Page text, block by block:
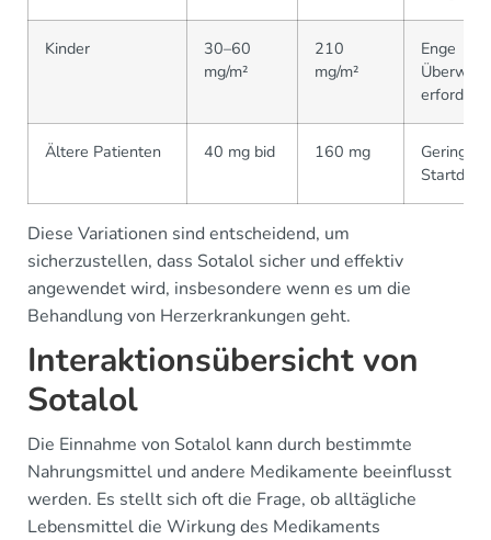
Kinder
30–60
mg/m²
210
mg/m²
Enge
Ältere Patienten 40 mg bid 160 mg
Geringere
Startdosis
Diese Variationen sind entscheidend, um
sicherzustellen, dass Sotalol sicher und effektiv
angewendet wird, insbesondere wenn es um die
Behandlung von Herzerkrankungen geht.
Interaktionsübersicht von
Sotalol
Die Einnahme von Sotalol kann durch bestimmte
Nahrungsmittel und andere Medikamente beeinflusst
werden. Es stellt sich oft die Frage, ob alltägliche
Lebensmittel die Wirkung des Medikaments